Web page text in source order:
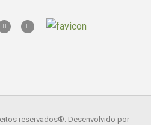
reservados®. Desenvolvido por